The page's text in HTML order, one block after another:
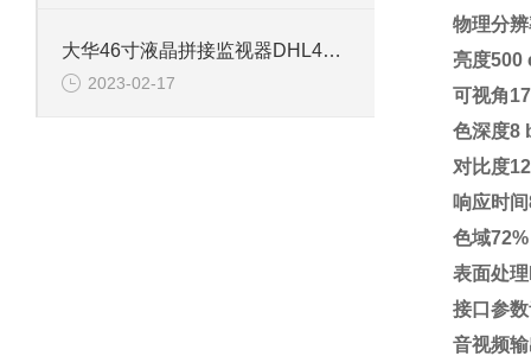
大华46寸液晶拼接监视器DHL46UCM-EF
2023-02-17
物理分
亮度500
可视角
色深度8
对比度
响应时
色域
表面处
接口参
音视频